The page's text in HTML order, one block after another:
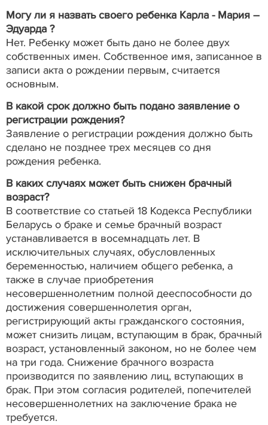
Могу ли я назвать своего ребенка Карла - Мария –
Эдуарда ?
Нет. Ребенку может быть дано не более двух
собственных имен. Собственное имя, записанное в
записи акта о рождении первым, считается
основным.
В какой срок должно быть подано заявление о
регистрации рождения?
Заявление о регистрации рождения должно быть
сделано не позднее трех месяцев со дня
рождения ребенка.
В каких случаях может быть снижен брачный
возраст?
В соответствие со статьей 18 Кодекса Республики
Беларусь о браке и семье брачный возраст
устанавливается в восемнадцать лет. В
исключительных случаях, обусловленных
беременностью, наличием общего ребенка, а
также в случае приобретения
несовершеннолетним полной дееспособности до
достижения совершеннолетия орган,
регистрирующий акты гражданского состояния,
может снизить лицам, вступающим в брак, брачный
возраст, установленный законом, но не более чем
на три года. Снижение брачного возраста
производится по заявлению лиц, вступающих в
брак. При этом согласия родителей, попечителей
несовершеннолетних на заключение брака не
требуется.